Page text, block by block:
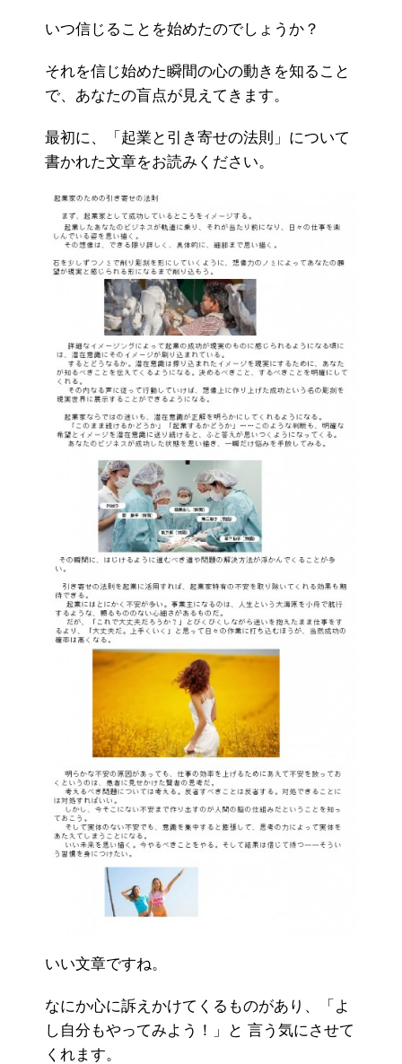
いつ信じることを始めたのでしょうか？
それを信じ始めた瞬間の心の動きを知ること
で、あなたの盲点が見えてきます。
最初に、「起業と引き寄せの法則」について
書かれた文章をお読みください。
いい文章ですね。
なにか心に訴えかけてくるものがあり、「よ
し自分もやってみよう！」と 言う気にさせて
くれます。